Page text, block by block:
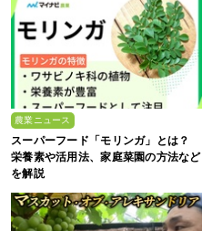
農業ニュース
スーパーフード「モリンガ」とは？
栄養素や活用法、家庭菜園の方法など
を解説